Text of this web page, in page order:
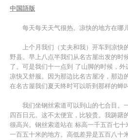
中国語版
每天每天天气很热。凉快的地方在哪
上个月我们（丈夫和我）开车到凉快
野县。早上八点半我们从名古屋出发的时
了。可是我们十一点到 了山脚的时候，
凉快又舒服。因为那边比名古屋冷，那边
在名古屋我们夏天终时可以听到那样的蝉
我们坐钢丝索道可以到山的七合目。
四百日元。这不太便宜，比较贵。我踌躇
很高兴。钢丝索道站在 标高一千五百七
一百五十米的地方。高低差异是五百八十